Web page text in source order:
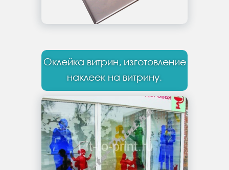
Оклейка витрин, изготовление
наклеек на витрину.